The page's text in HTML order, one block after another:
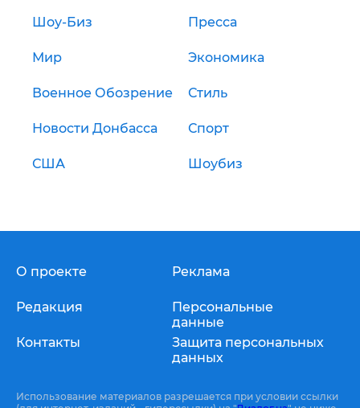
Шоу-Биз Пресса
Мир Экономика
Военное Обозрение Стиль
Новости Донбасса Спорт
США Шоубиз
О проекте
Редакция
Контакты
Реклама
Персональные
данные
Защита персональных
данных
Использование материалов разрешается при условии ссылки